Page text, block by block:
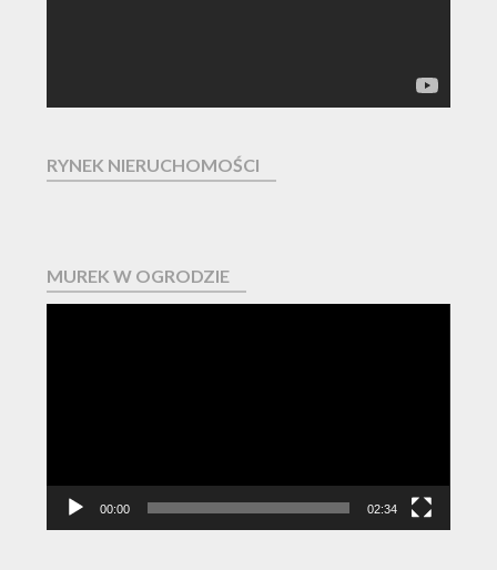
RYNEK NIERUCHOMOŚCI
MUREK W OGRODZIE
00:00 02:34